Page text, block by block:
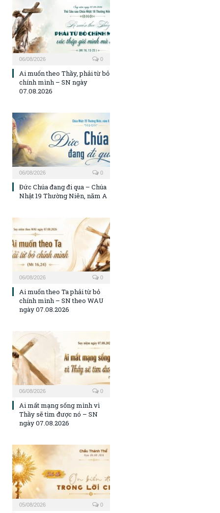
06/08/2026 0
Ai muốn theo Thầy, phải từ bỏ
chính mình – SN ngày
07.08.2026
06/08/2026 0
Đức Chúa đang đi qua – Chúa
Nhật 19 Thường Niên, năm A
06/08/2026 0
Ai muốn theo Ta phải từ bỏ
chính mình – SN theo WAU
ngày 07.08.2026
06/08/2026 0
Ai mất mạng sống mình vì
Thầy sẽ tìm được nó – SN
ngày 07.08.2026
05/08/2026 0